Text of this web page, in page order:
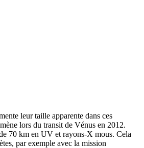
leur taille apparente dans ces
lors du transit de Vénus en 2012.
70 km en UV et rayons-X mous. Cela
par exemple avec la mission